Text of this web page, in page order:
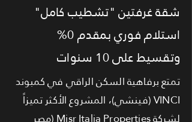
شقة غرفتين "تشطيب كامل"
استلام فوري بمقدم 0%
وتقسيط على 10 سنوات
تمتع برفاهية السكن الراقي في كمبوند
VINCI (فينشي)، المشروع الأكثر تميزاً